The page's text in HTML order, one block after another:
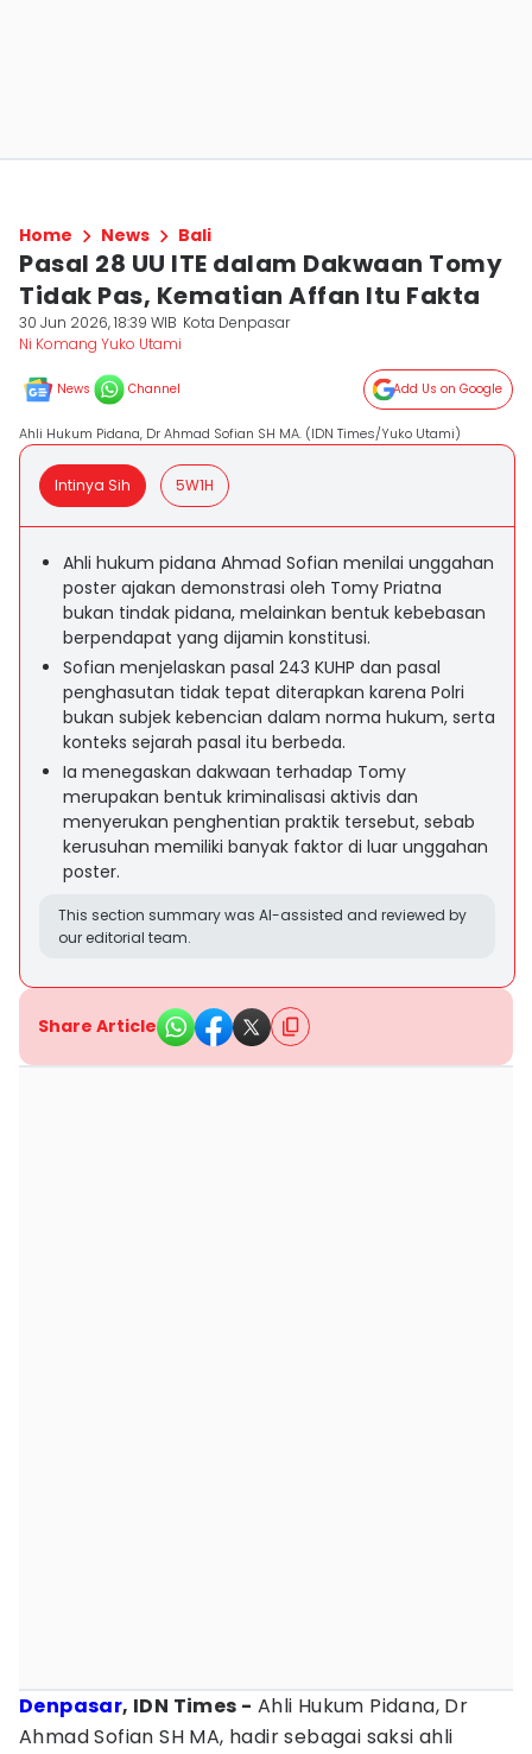
Home News Bali
Pasal 28 UU ITE dalam Dakwaan Tomy
Tidak Pas, Kematian Affan Itu Fakta
30 Jun 2026, 18:39 WIB Kota Denpasar
Ni Komang Yuko Utami
News Channel Add Us on Google
Ahli Hukum Pidana, Dr Ahmad Sofian SH MA. (IDN Times/Yuko Utami)
Intinya Sih 5W1H
Ahli hukum pidana Ahmad Sofian menilai unggahan
poster ajakan demonstrasi oleh Tomy Priatna
bukan tindak pidana, melainkan bentuk kebebasan
berpendapat yang dijamin konstitusi.
Sofian menjelaskan pasal 243 KUHP dan pasal
penghasutan tidak tepat diterapkan karena Polri
bukan subjek kebencian dalam norma hukum, serta
konteks sejarah pasal itu berbeda.
Ia menegaskan dakwaan terhadap Tomy
merupakan bentuk kriminalisasi aktivis dan
menyerukan penghentian praktik tersebut, sebab
kerusuhan memiliki banyak faktor di luar unggahan
poster.
This section summary was AI-assisted and reviewed by
our editorial team.
Share Article
Denpasar, IDN Times - Ahli Hukum Pidana, Dr
Ahmad Sofian SH MA, hadir sebagai saksi ahli